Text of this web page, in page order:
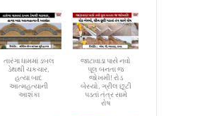
તારંગા ધામમાં ડબલ
ડેથથી ચકચાર,
હત્યા બાદ
આત્મહત્યાની
આશંકા
જાટાવાડા પાસે નવો
પૂલ બનતા જ
જોખમી! રોડ
બેસ્યો, ગ્રીલ છૂટી
પડતાં તંત્ર સામે
રોષ